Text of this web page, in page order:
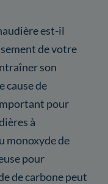
est-il
de votre
son
cause de
pour
à
monoxyde de
pour
de carbone peut